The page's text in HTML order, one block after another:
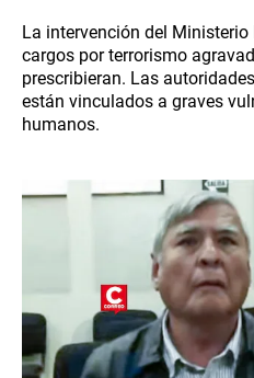
La intervención del
cargos por terrorismo
prescribieran. Las
están vinculados a graves
humanos.